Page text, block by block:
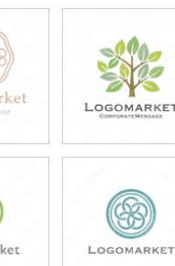
)
49,800円
(税込54,780円)